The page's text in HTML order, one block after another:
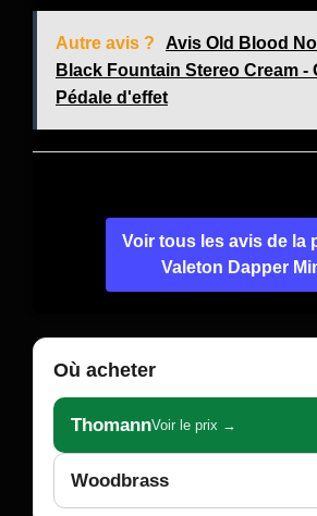
Autre avis ?
Avis Old Blood
Black Fountain Stereo Cream -
Pédale d'effet
Voir tous les avis de la
Valeton Dapper
Où acheter
ThomannVoir le prix →
Woodbrass